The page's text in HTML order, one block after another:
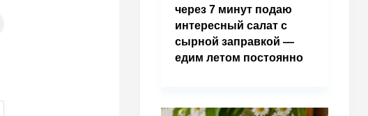
через 7 минут подаю
интересный салат с
сырной заправкой —
едим летом постоянно